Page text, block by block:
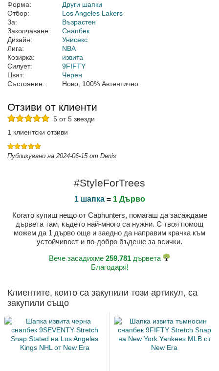
Форма:
Други шапки
Отбор:
Los Angeles Lakers
За:
Възрастен
Закопчаване:
Снапбек
Дизайн:
Унисекс
Лига:
NBA
Козирка:
извита
Силует:
9FIFTY
Цвят:
Черен
Състояние:
Ново; 100% Автентично
Отзиви от клиенти
5 от 5 звезди
1 клиентски отзиви
Публикувано на 2024-06-15 от Denis
#StyleForTrees
1 шапка= 1 Дърво
Когато купиш нещо от Caphunters, помагаш да засаждаме
дървета там, където най-много са нужни. С твоя помощ
можем да 1 дърво още и заедно да направим крачка към
устойчивост и по-добро бъдеще за всички.
Вече засадихме 259.781 дървета
Благодаря!
Клиентите, които са закупили този артикул, са
закупили също